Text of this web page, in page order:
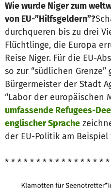
Wie wurde Niger zum
von EU-”Hilfsgeldern”?
durchqueren bis zu drei
Flüchtlinge, die Europa
Reise Niger. Für die EU-
so zur “südlichen
Bürgermeister der Stadt
“Labor der europäischen
umfassende Refugees-
englischer Sprache
der EU-Politik am Beispiel
* * * * * * * * * * * * * * * * *